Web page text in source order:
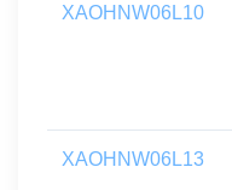
XAOHNW06L10
XAOHNW06L13